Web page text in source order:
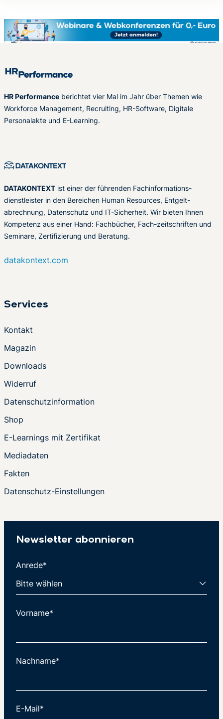
HR Performance berichtet vier Mal im Jahr über Themen wie
Workforce Management, Recruiting, HR-Software, Digitale
Personalakte und E-Learning.
DATAKONTEXT ist einer der führenden Fachinformations-
dienstleister in den Bereichen Human Resources, Entgelt-
abrechnung, Datenschutz und IT-Sicherheit. Wir bieten Ihnen
Kompetenz aus einer Hand: Fachbücher, Fach-zeitschriften und
Seminare, Zertifizierung und Beratung.
datakontext.com
Services
Kontakt
Magazin
Downloads
Widerruf
Datenschutzinformation
Shop
E-Learnings mit Zertifikat
Mediadaten
Fakten
Datenschutz-Einstellungen
Newsletter abonnieren
Anrede*
Vorname*
Nachname*
E-Mail*